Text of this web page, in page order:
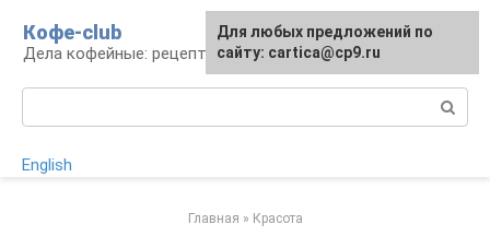
контенту
Кофе-club
Дела кофейные: рецепты и приготовление
English
Главная » Красота
Для любых предложений по
сайту: cartica@cp9.ru